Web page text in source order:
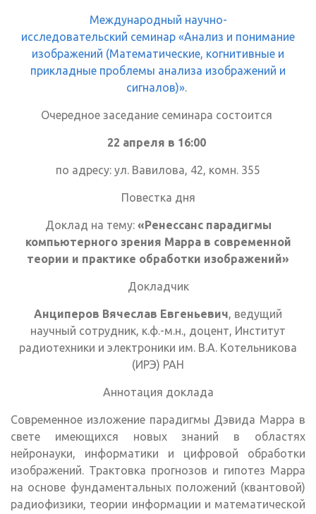
Международный научно-
исследовательский семинар «Анализ и понимание
изображений (Математические, когнитивные и
прикладные проблемы анализа изображений и
сигналов)».
Очередное заседание семинара состоится
22 апреля в 16:00
по адресу: ул. Вавилова, 42, комн. 355
Повестка дня
Доклад на тему: «Ренессанс парадигмы
компьютерного зрения Марра в современной
теории и практике обработки изображений»
Докладчик
Анциперов Вячеслав Евгеньевич, ведущий
научный сотрудник, к.ф.-м.н., доцент, Институт
радиотехники и электроники им. В.А. Котельникова
(ИРЭ) РАН
Аннотация доклада
Современное изложение парадигмы Дэвида Марра в
свете имеющихся новых знаний в областях
нейронауки, информатики и цифровой обработки
изображений. Трактовка прогнозов и гипотез Марра
на основе фундаментальных положений (квантовой)
радиофизики, теории информации и математической